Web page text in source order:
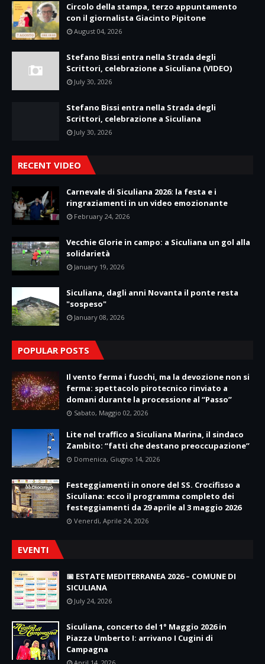
Circolo della stampa, terzo appuntamento
con il giornalista Giacinto Pipitone
August 04, 2026
Stefano Bissi entra nella Strada degli
Scrittori, celebrazione a Siculiana (VIDEO)
July 30, 2026
Stefano Bissi entra nella Strada degli
Scrittori, celebrazione a Siculiana
July 30, 2026
RECENT VIDEO
Carnevale di Siculiana 2026: la festa e i
ringraziamenti in un video emozionante
February 24, 2026
Vecchie Glorie in campo: a Siculiana un gol alla
solidarietà
January 19, 2026
Siculiana, dagli anni Novanta il ponte resta
"sospeso"
January 08, 2026
POPULAR POSTS
Il vento ferma i fuochi, ma la devozione non si
ferma: spettacolo pirotecnico rinviato a
domani durante la processione al “Passo”
Sabato, Maggio 02, 2026
Lite nel traffico a Siculiana Marina, il sindaco
Zambito: “fatti che destano preoccupazione”
Domenica, Giugno 14, 2026
Festeggiamenti in onore del SS. Crocifisso a
Siculiana: ecco il programma completo dei
festeggiamenti da 29 aprile al 3 maggio 2026
Venerdì, Aprile 24, 2026
EVENTI
📅 ESTATE MEDITERRANEA 2026 – COMUNE DI
SICULIANA
July 24, 2026
Siculiana, concerto del 1° Maggio 2026 in
Piazza Umberto I: arrivano I Cugini di
Campagna
April 14, 2026